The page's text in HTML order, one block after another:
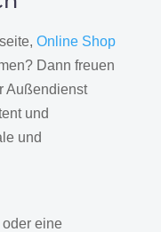
Online Shop
Dann freuen
Außendienst
und
und
eine